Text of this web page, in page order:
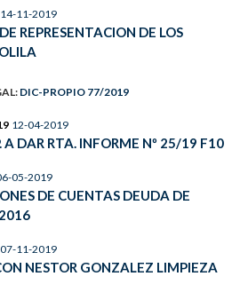
14-11-2019
REPRESENTACION DE LOS
DIC-PROPIO 77/2019
12-04-2019
A DAR RTA. INFORME Nº 25/19 F10
05-2019
DE CUENTAS DEUDA DE
07-11-2019
NESTOR GONZALEZ LIMPIEZA